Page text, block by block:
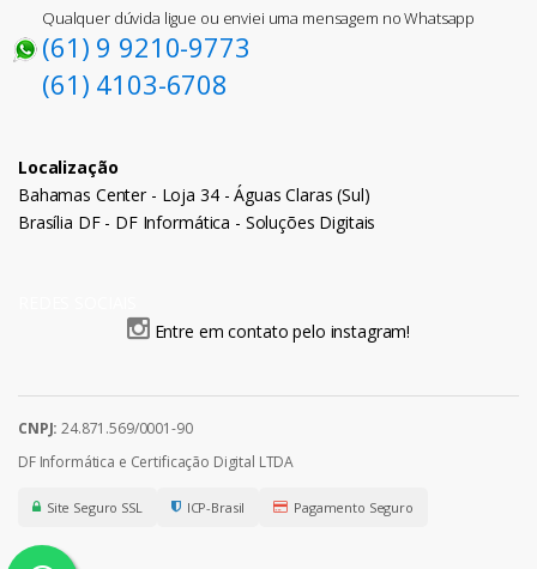
Qualquer dúvida ligue ou enviei uma mensagem no Whatsapp
(61) 9 9210-9773
(61) 4103-6708
Localização
Bahamas Center - Loja 34 - Águas Claras (Sul)
Brasília DF - DF Informática - Soluções Digitais
Entre em contato pelo instagram!
CNPJ: 24.871.569/0001-90
DF Informática e Certificação Digital LTDA
Site Seguro SSL ICP-Brasil Pagamento Seguro